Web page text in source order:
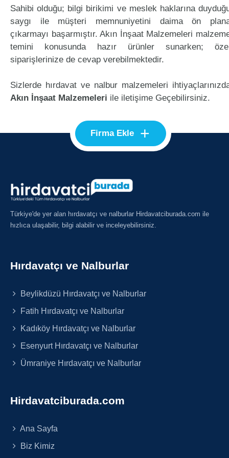
Sahibi olduğu; bilgi birikimi ve meslek haklarına
saygı ile müşteri memnuniyetini daima ön
çıkarmayı başarmıştır. Akın İnşaat Malzemeleri
temini konusunda hazır ürünler sunarken;
siparişlerinize de cevap verebilmektedir.
Sizlerde hırdavat ve nalbur malzemeleri
Akın İnşaat Malzemeleri ile iletişime Geçebilirsiniz.
Firma Ekle +
Türkiye'de yer alan hırdavatçı ve nalburlar Hirdavatciburada.com ile
hızlıca ulaşabilir, bilgi alabilir ve inceleyebilirsiniz.
Hırdavatçı ve Nalburlar
Beylikdüzü Hırdavatçı ve Nalburlar
Fatih Hırdavatçı ve Nalburlar
Kadıköy Hırdavatçı ve Nalburlar
Esenyurt Hırdavatçı ve Nalburlar
Ümraniye Hırdavatçı ve Nalburlar
Hirdavatciburada.com
Ana Sayfa
Biz Kimiz